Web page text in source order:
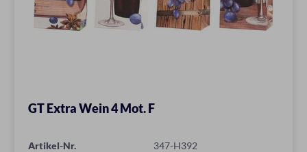
GT Extra Wein 4 Mot. F
Artikel-Nr.
347-H392